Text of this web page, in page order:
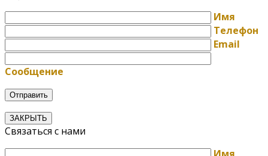
Имя
Телефон
Email
Сообщение
ЗАКРЫТЬ
Связаться с нами